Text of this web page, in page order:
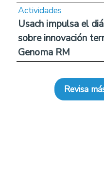
Actividades
Usach impulsa el
sobre innovación
Genoma RM
Revisa